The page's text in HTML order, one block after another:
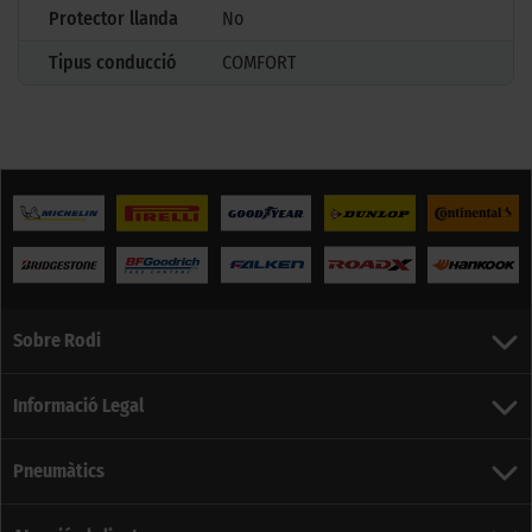
Protector llanda
No
Tipus conducció
COMFORT
Sobre Rodi
Informació Legal
Pneumàtics